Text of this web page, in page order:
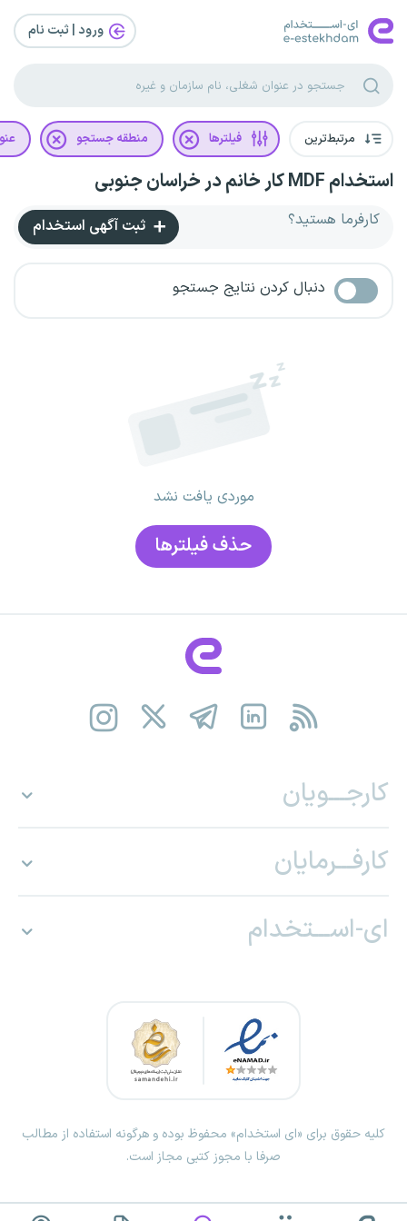
ورود | ثبت‌ نام
مرتبط‌ترین فیلترها منطقه جستجو
استخدام MDF کار خانم در خراسان جنوبی
کارفرما هستید؟ ثبت آگهی استخدام
دنبال کردن نتایج جستجو
موردی یافت نشد
حذف فیلتر‌ها
کارجـــویان
کارفـــرمایان
ای-اســـتخدام
کلیه حقوق برای «ای استخدام» محفوظ بوده و هرگونه استفاده از مطالب
صرفا با مجوز کتبی مجاز است.